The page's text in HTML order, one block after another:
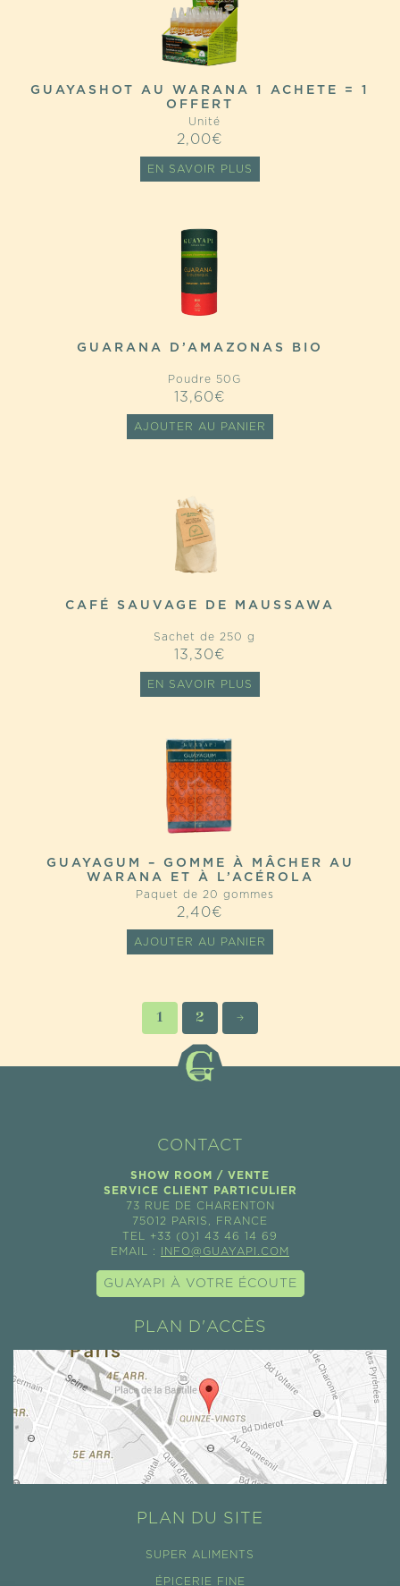
GUAYASHOT AU WARANA 1 ACHETE = 1
OFFERT
Unité
2,00€
EN SAVOIR PLUS
GUARANA D’AMAZONAS BIO
Poudre 50G
13,60€
AJOUTER AU PANIER
CAFÉ SAUVAGE DE MAUSSAWA
Sachet de 250 g
13,30€
EN SAVOIR PLUS
GUAYAGUM – GOMME À MÂCHER AU
WARANA ET À L’ACÉROLA
Paquet de 20 gommes
2,40€
AJOUTER AU PANIER
1 2 →
CONTACT
SHOW ROOM / VENTE
SERVICE CLIENT PARTICULIER
73 RUE DE CHARENTON
75012 PARIS, FRANCE
TEL +33 (0)1 43 46 14 69
EMAIL :
INFO@GUAYAPI.COM
GUAYAPI À VOTRE ÉCOUTE
PLAN D'ACCÈS
PLAN DU SITE
SUPER ALIMENTS
ÉPICERIE FINE